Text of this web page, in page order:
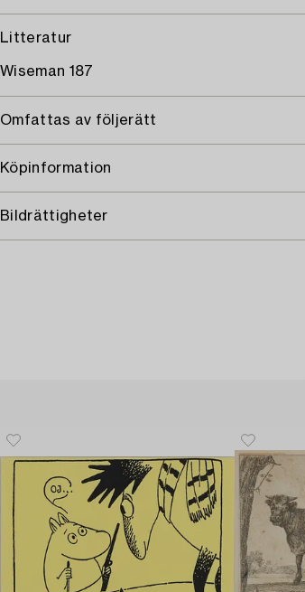
Litteratur
Wiseman 187
Omfattas av följerätt
Köpinformation
Bildrättigheter